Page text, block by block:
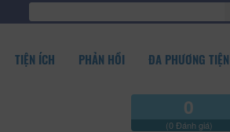
TIỆN ÍCH PHẢN HỒI ĐA PHƯƠNG TIỆN
0
(0 Đánh giá)